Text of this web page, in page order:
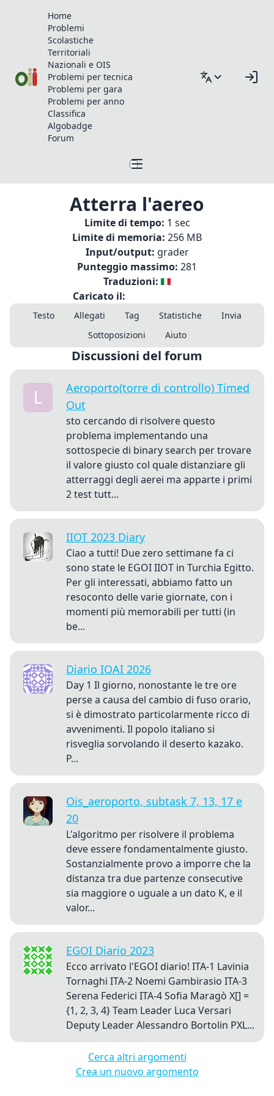
Home
Problemi
Scolastiche
Territoriali
Nazionali e OIS
Problemi per tecnica
Problemi per gara
Problemi per anno
Classifica
Algobadge
Forum
Atterra l'aereo
Limite di tempo: 1 sec
Limite di memoria: 256 MB
Input/output: grader
Punteggio massimo: 281
Traduzioni:
Caricato il:
Testo Allegati Tag Statistiche
Invia
Sottoposizioni
Aiuto
Discussioni del forum
Aeroporto(torre di controllo) Timed
Out
sto cercando di risolvere questo
problema implementando una
sottospecie di binary search per trovare
il valore giusto col quale distanziare gli
atterraggi degli aerei ma apparte i primi
2 test tutt...
IIOT 2023 Diary
Ciao a tutti! Due zero settimane fa ci
sono state le EGOI IIOT in Turchia Egitto.
Per gli interessati, abbiamo fatto un
resoconto delle varie giornate, con i
momenti più memorabili per tutti (in
be...
Diario IOAI 2026
Day 1 Il giorno, nonostante le tre ore
perse a causa del cambio di fuso orario,
si è dimostrato particolarmente ricco di
avvenimenti. Il popolo italiano si
risveglia sorvolando il deserto kazako.
P...
Ois_aeroporto, subtask 7, 13, 17 e
20
L'algoritmo per risolvere il problema
deve essere fondamentalmente giusto.
Sostanzialmente provo a imporre che la
distanza tra due partenze consecutive
sia maggiore o uguale a un dato K, e il
valor...
EGOI Diario 2023
Ecco arrivato l'EGOI diario! ITA-1 Lavinia
Tornaghi ITA-2 Noemi Gambirasio ITA-3
Serena Federici ITA-4 Sofia Maragò X[] =
{1, 2, 3, 4} Team Leader Luca Versari
Deputy Leader Alessandro Bortolin PXL...
Cerca altri argomenti
Crea un nuovo argomento